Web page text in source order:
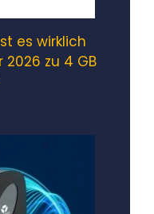
es wirklich
zu 4 GB